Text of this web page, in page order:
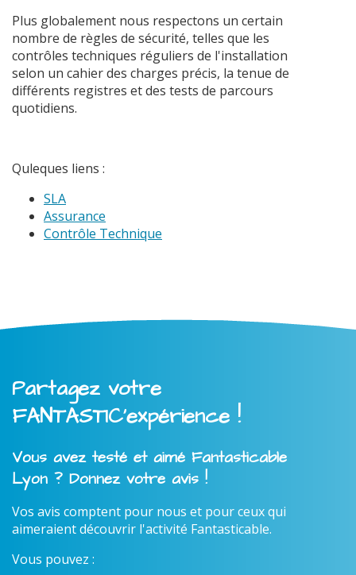
Plus globalement nous respectons un certain
nombre de règles de sécurité, telles que les
contrôles techniques réguliers de l'installation
selon un cahier des charges précis, la tenue de
différents registres et des tests de parcours
quotidiens.
Quleques liens :
SLA
Assurance
Contrôle Technique
Partagez votre
FANTASTIC'expérience !
Vous avez testé et aimé Fantasticable
Lyon ? Donnez votre avis !
Vos avis comptent pour nous et pour ceux qui
aimeraient découvrir l'activité Fantasticable.
Vous pouvez :